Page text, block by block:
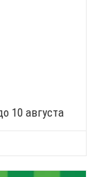
10 августа